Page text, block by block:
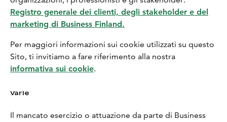
Registro generale dei clienti, degli stakeholder e del
marketing di Business Finland.
Per maggiori informazioni sui cookie utilizzati su questo
Sito, ti invitiamo a fare riferimento alla nostra
informativa sui cookie.
Varie
Il mancato esercizio o attuazione da parte di Business